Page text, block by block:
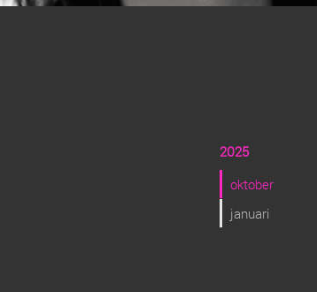
2025
oktober
januari